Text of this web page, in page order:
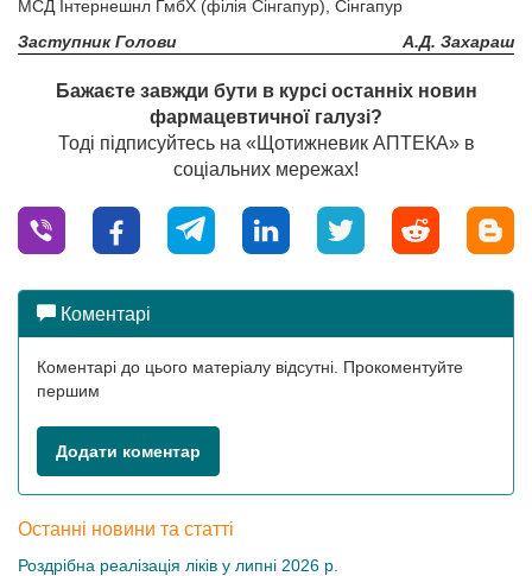
МСД Інтернешнл ГмбХ (філія Сінгапур), Сiнгапур
Заступник Голови
А.Д. Захараш
Бажаєте завжди бути в курсі останніх новин
фармацевтичної галузі?
Тоді підписуйтесь на «Щотижневик АПТЕКА» в
соціальних мережах!
Коментарі
Коментарі до цього матеріалу відсутні. Прокоментуйте
першим
Додати коментар
Останні новини та статті
Роздрібна реалізація ліків у липні 2026 р.